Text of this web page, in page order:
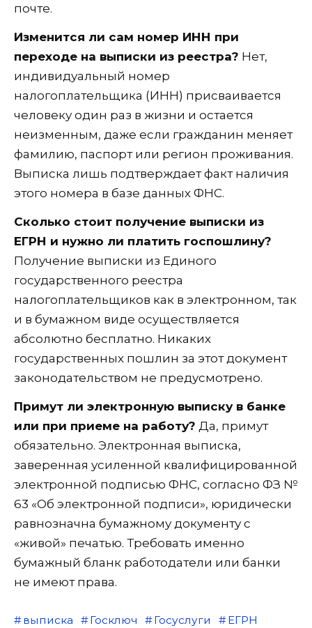
почте.
Изменится ли сам номер ИНН при
переходе на выписки из реестра? Нет,
индивидуальный номер
налогоплательщика (ИНН) присваивается
человеку один раз в жизни и остается
неизменным, даже если гражданин меняет
фамилию, паспорт или регион проживания.
Выписка лишь подтверждает факт наличия
этого номера в базе данных ФНС.
Сколько стоит получение выписки из
ЕГРН и нужно ли платить госпошлину?
Получение выписки из Единого
государственного реестра
налогоплательщиков как в электронном, так
и в бумажном виде осуществляется
абсолютно бесплатно. Никаких
государственных пошлин за этот документ
законодательством не предусмотрено.
Примут ли электронную выписку в банке
или при приеме на работу? Да, примут
обязательно. Электронная выписка,
заверенная усиленной квалифицированной
электронной подписью ФНС, согласно ФЗ №
63 «Об электронной подписи», юридически
равнозначна бумажному документу с
«живой» печатью. Требовать именно
бумажный бланк работодатели или банки
не имеют права.
выписка Госключ Госуслуги
ЕГРН